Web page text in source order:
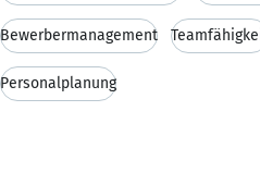
Bewerbermanagement
Personalplanung